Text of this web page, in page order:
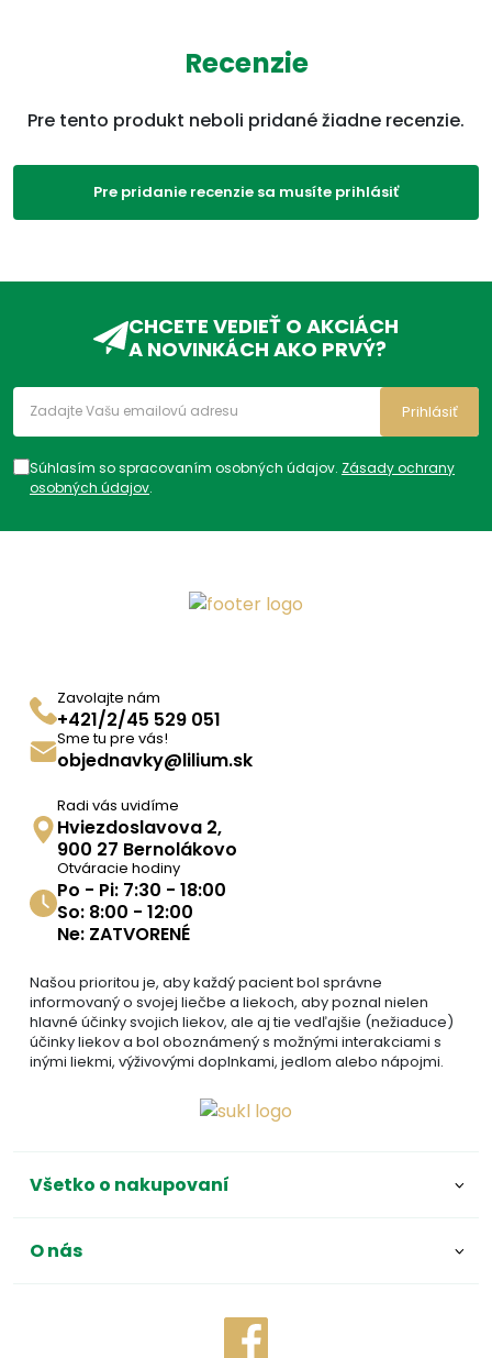
Viac na adcc.sk
0638E
Viaczložkové,Tablety,
ADC Klasifikácia:
HL, HLN, HLN02, HLN02B,
Trápi ma:
Na
Bežná bolesť
Recenzie
Pre tento produkt neboli pridané žiadne recenzie.
Pre pridanie recenzie sa musíte prihlásiť
CHCETE VEDIEŤ O AKCIÁCH
A NOVINKÁCH AKO PRVÝ?
Súhlasím so spracovaním osobných údajov. Zásady ochrany
osobných údajov.
Prihlásiť
Zavolajte nám
+421/2/45 529 051
Sme tu pre vás!
objednavky@lilium.sk
Radi vás uvidíme
Hviezdoslavova 2,
900 27 Bernolákovo
Otváracie hodiny
Po - Pi: 7:30 - 18:00
So: 8:00 - 12:00
Ne: ZATVORENÉ
Našou prioritou je, aby každý pacient bol správne
informovaný o svojej liečbe a liekoch, aby poznal nielen
hlavné účinky svojich liekov, ale aj tie vedľajšie (nežiaduce)
účinky liekov a bol oboznámený s možnými interakciami s
inými liekmi, výživovými doplnkami, jedlom alebo nápojmi.
Všetko o nakupovaní
O nás